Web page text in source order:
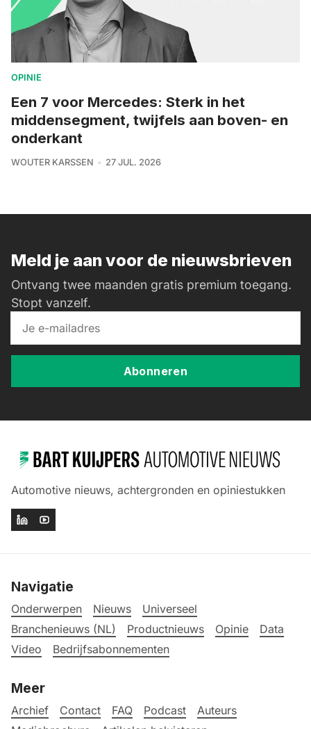
OPINIE
Een 7 voor Mercedes: Sterk in het
middensegment, twijfels aan boven- en
onderkant
WOUTER KARSSEN 27 JUL. 2026
Meld je aan voor de nieuwsbrieven
Ontvang twee maanden gratis premium toegang.
Stopt vanzelf.
Abonneren
Automotive nieuws, achtergronden en opiniestukken
Navigatie
Onderwerpen Nieuws
Universeel
Branchenieuws (NL)
Productnieuws Opinie
Data
Video
Bedrijfsabonnementen
Meer
Archief Contact FAQ Podcast
Auteurs